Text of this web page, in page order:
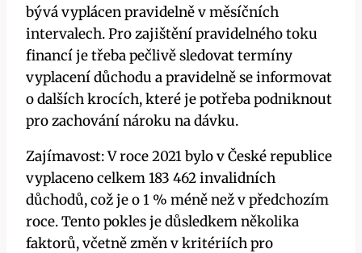
bývá ⁤vyplácen pravidelně v měsíčních⁣
intervalech. Pro zajištění ⁢pravidelného toku
financí je⁢ třeba ​pečlivě sledovat termíny
vyplacení důchodu a pravidelně se informovat
o dalších‌ krocích, které ‍je potřeba ‍podniknout
pro⁣ zachování nároku‌ na dávku.
Zajímavost: ⁣V roce 2021 bylo‌ v České republice
vyplaceno‍ celkem 183 462 invalidních‍
důchodů, což je o 1 % méně než v předchozím
roce. Tento pokles ​je důsledkem několika
⁤faktorů, včetně ​změn ‌v kritériích pro